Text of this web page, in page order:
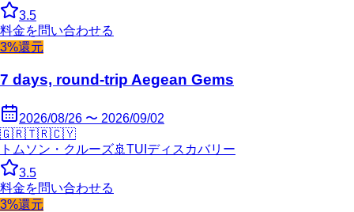
3.5
料金を問い合わせる
3%還元
7 days, round-trip Aegean Gems
2026/08/26 〜 2026/09/02
🇬🇷🇹🇷🇨🇾
トムソン・クルーズ🚢 TUIディスカバリー
3.5
料金を問い合わせる
3%還元